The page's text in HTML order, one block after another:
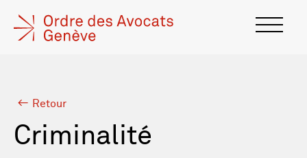
Retour
Criminalité